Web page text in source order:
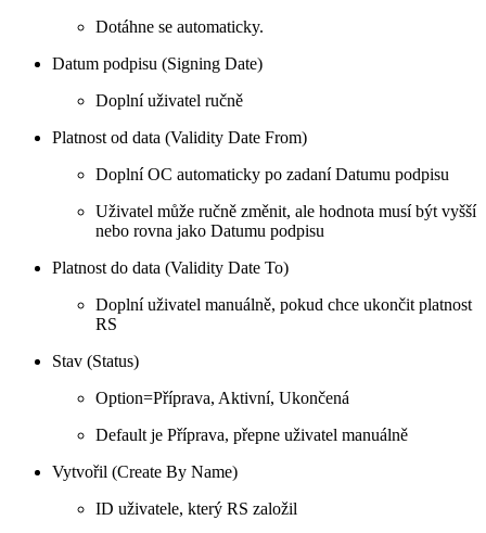
Dotáhne se automaticky.
Datum podpisu (Signing Date)
Doplní uživatel ručně
Platnost od data (Validity Date From)
Doplní OC automaticky po zadaní Datumu podpisu
Uživatel může ručně změnit, ale hodnota musí být vyšší
nebo rovna jako Datumu podpisu
Platnost do data (Validity Date To)
Doplní uživatel manuálně, pokud chce ukončit platnost
RS
Stav (Status)
Option=Příprava, Aktivní, Ukončená
Default je Příprava, přepne uživatel manuálně
Vytvořil (Create By Name)
ID uživatele, který RS založil